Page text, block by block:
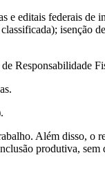
e editais federais de
isenção
Responsabilidade
Além disso, o
produtiva, sem